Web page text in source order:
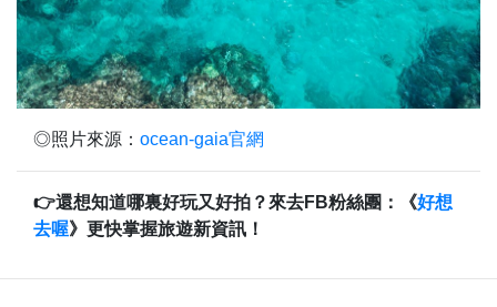
◎照片來源： ocean-gaia官網
👉還想知道哪裏好玩又好拍？來去FB粉絲團：《好想
去喔》更快掌握旅遊新資訊！